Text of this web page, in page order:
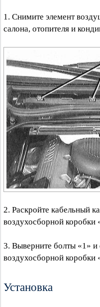
1. Снимите элемент
салона, отопителя и
2. Раскройте кабельный
воздухосборной коробки
3. Выверните болты «1»
воздухосборной коробки
Установка